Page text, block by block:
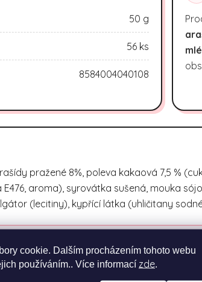
cookie. Dalším procházením tohoto webu
používáním.. Více informací zde
50 g
56 ks
8584004040108
pražené 8%, poleva kakaová 7,5 %
aroma), syrovátka sušená, mouka
(lecitiny), kypřící látka (uhličitany